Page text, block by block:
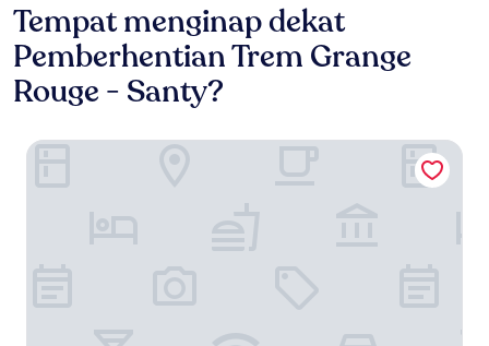
Tempat menginap dekat
Pemberhentian Trem Grange
Rouge - Santy?
Le Lumière